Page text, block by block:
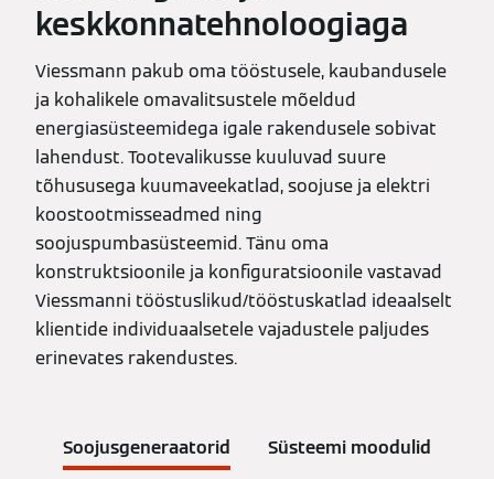
keskkonnatehnoloogiaga
Viessmann pakub oma tööstusele, kaubandusele
ja kohalikele omavalitsustele mõeldud
energiasüsteemidega igale rakendusele sobivat
lahendust. Tootevalikusse kuuluvad suure
tõhususega kuumaveekatlad, soojuse ja elektri
koostootmisseadmed ning
soojuspumbasüsteemid. Tänu oma
konstruktsioonile ja konfiguratsioonile vastavad
Viessmanni tööstuslikud/tööstuskatlad ideaalselt
klientide individuaalsetele vajadustele paljudes
erinevates rakendustes.
Soojusgeneraatorid Süsteemi moodulid